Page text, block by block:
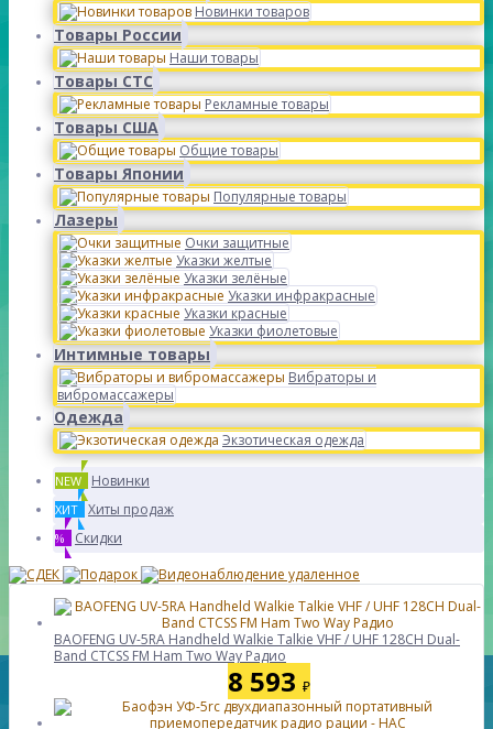
Новинки товаров
Товары России
Наши товары
Товары СТС
Рекламные товары
Товары США
Общие товары
Товары Японии
Популярные товары
Лазеры
Очки защитные
Указки желтые
Указки зелёные
Указки инфракрасные
Указки красные
Указки фиолетовые
Интимные товары
Вибраторы и
вибромассажеры
Одежда
Экзотическая одежда
NEW Новинки
ХИТ Хиты продаж
% Скидки
BAOFENG UV-5RA Handheld Walkie Talkie VHF / UHF 128CH Dual-
Band CTCSS FM Ham Two Way Радио
8 593 ₽